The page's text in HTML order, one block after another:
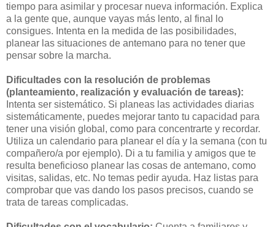
tiempo para asimilar y procesar nueva información. Explica
a la gente que, aunque vayas más lento, al final lo
consigues. Intenta en la medida de las posibilidades,
planear las situaciones de antemano para no tener que
pensar sobre la marcha.
Dificultades con la resolución de problemas
(planteamiento, realización y evaluación de tareas):
Intenta ser sistemático. Si planeas las actividades diarias
sistemáticamente, puedes mejorar tanto tu capacidad para
tener una visión global, como para concentrarte y recordar.
Utiliza un calendario para planear el día y la semana (con tu
compañero/a por ejemplo). Di a tu familia y amigos que te
resulta beneficioso planear las cosas de antemano, como
visitas, salidas, etc. No temas pedir ayuda. Haz listas para
comprobar que vas dando los pasos precisos, cuando se
trata de tareas complicadas.